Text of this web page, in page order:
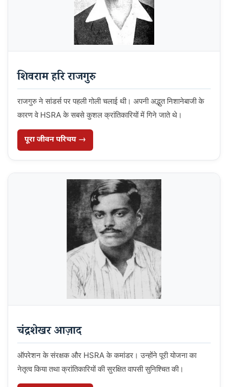
शिवराम हरि राजगुरु
राजगुरु ने सांडर्स पर पहली गोली चलाई थी। अपनी अद्भुत निशानेबाजी के
कारण वे HSRA के सबसे कुशल क्रांतिकारियों में गिने जाते थे।
पूरा जीवन परिचय →
चंद्रशेखर आज़ाद
ऑपरेशन के संरक्षक और HSRA के कमांडर। उन्होंने पूरी योजना का
नेतृत्व किया तथा क्रांतिकारियों की सुरक्षित वापसी सुनिश्चित की।